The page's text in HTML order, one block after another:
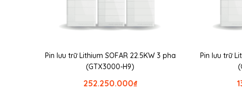
Pin lưu trữ Lithium SOFAR 22.5KW 3 pha
(GTX3000-H9)
₫
252.250.000
Pin lưu trữ